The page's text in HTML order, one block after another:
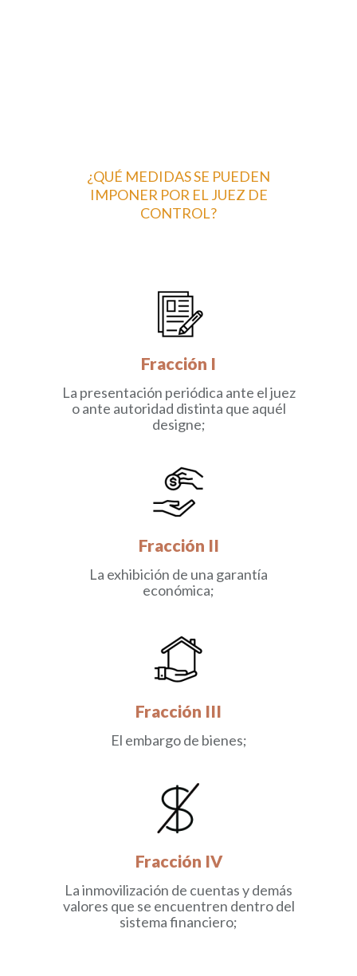
¿QUÉ MEDIDAS SE PUEDEN
IMPONER POR EL JUEZ DE
CONTROL?
Fracción I
La presentación periódica ante el juez
o ante autoridad distinta que aquél
designe;
Fracción II
La exhibición de una garantía
económica;
Fracción III
El embargo de bienes;
Fracción IV
La inmovilización de cuentas y demás
valores que se encuentren dentro del
sistema financiero;